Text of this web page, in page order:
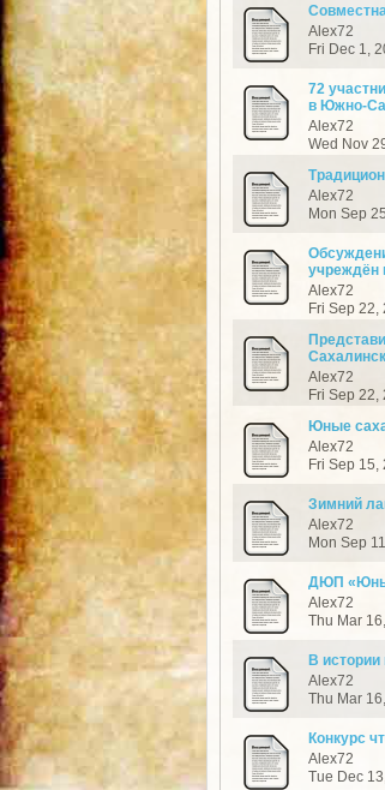
Alex72
Fri Dec 1,
72
в Южно-
Alex72
Wed Nov
Alex72
Mon Sep
учреждён
Alex72
Fri Sep 22,
Alex72
Fri Sep 22,
Юные
Alex72
Fri Sep 15,
Зимний
Alex72
Mon Sep
ДЮП
Alex72
Thu Mar
В
Alex72
Thu Mar
Конкурс
Alex72
Tue Dec